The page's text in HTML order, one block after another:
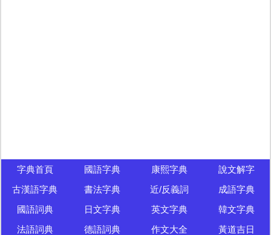
字典首頁 國語字典 康熙字典
說文解字
古漢語字典
書法字典 近/反義詞
成語字典
國語詞典
日文字典 英文字典
韓文字典
法語詞典
德語詞典 作文大全 黃道吉日